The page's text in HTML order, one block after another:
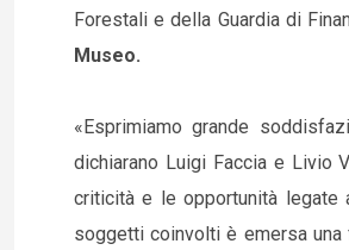
Forestali e della Guardia di
Museo.
«Esprimiamo grande
dichiarano Luigi Faccia e Livio
criticità e le opportunità legate
soggetti coinvolti è emersa